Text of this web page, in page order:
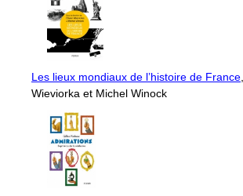
Les lieux mondiaux de l’histoire de France
Wieviorka et Michel Winock